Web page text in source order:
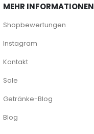
MEHR INFORMATIONEN
Shopbewertungen
Instagram
Kontakt
Sale
Getränke-Blog
Blog